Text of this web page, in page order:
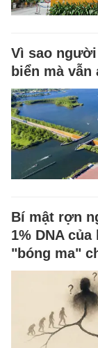
Vì sao
biển mà vẫn
Bí mật rợn
1% DNA
"bóng ma"